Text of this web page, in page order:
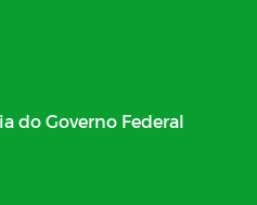
do Governo Federal